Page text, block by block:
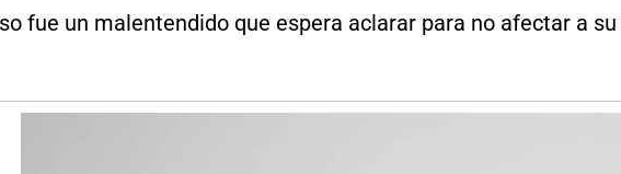
fue un malentendido que espera aclarar para no afectar a